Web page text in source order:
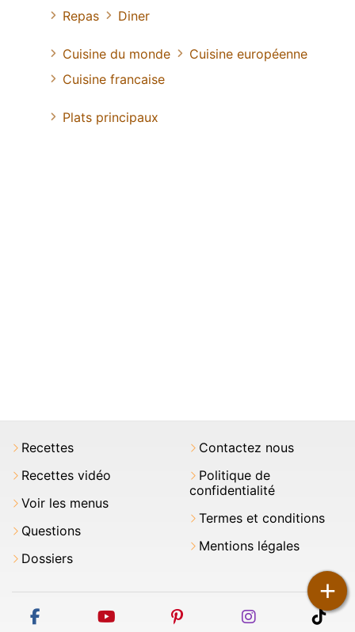
+
Repas
Diner
Cuisine du monde
Cuisine européenne
Cuisine francaise
Plats principaux
Recettes
Recettes vidéo
Voir les menus
Questions
Dossiers
Contactez nous
Politique de
confidentialité
Termes et conditions
Mentions légales
facebook youtube pinterest instagram